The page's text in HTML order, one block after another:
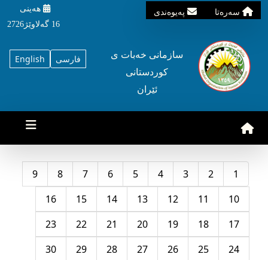
سه‌ره‌تا په‌یوه‌ندی
هه‌ینی
16 گه‌لاوێژ2726
English فارسی
سازمانی خه‌بات ی
کوردستانی
ئێران
1
2
3
4
5
6
7
8
9
10
11
12
13
14
15
16
17
18
19
20
21
22
23
24
25
26
27
28
29
30